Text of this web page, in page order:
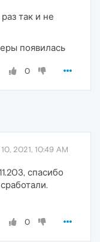
так и не
появилась
0
2021, 10:49 AM
спасибо
0